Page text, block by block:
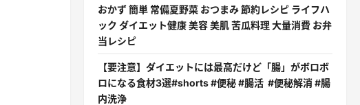
おかず 簡単 常備夏野菜 おつまみ 節約レシピ ライフハ
ック ダイエット健康 美容 美肌 苦瓜料理 大量消費 お弁
当レシピ
【要注意】ダイエットには最高だけど「腸」がボロボ
ロになる食材3選#shorts #便秘 #腸活 #便秘解消 #腸
内洗浄